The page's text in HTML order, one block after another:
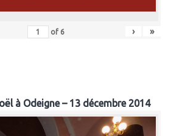
of 6 › »
à Odeigne – 13 décembre 2014